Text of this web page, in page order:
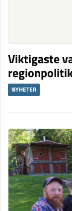
Viktigaste
NYHETER